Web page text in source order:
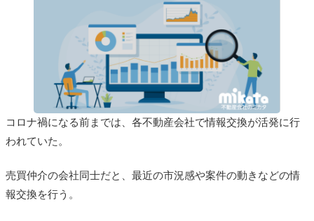
コロナ禍になる前までは、各不動産会社で情報交換が活発に行
われていた。
売買仲介の会社同士だと、最近の市況感や案件の動きなどの情
報交換を行う。